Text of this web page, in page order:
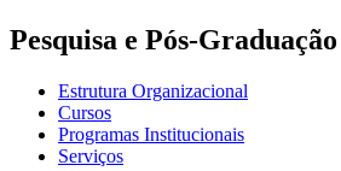
Pesquisa e Pós-Graduação
Estrutura Organizacional
Cursos
Programas Institucionais
Serviços